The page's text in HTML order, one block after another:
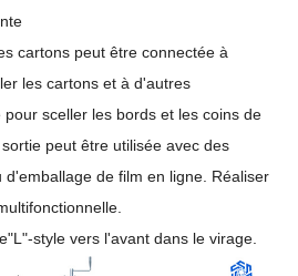
cartons peut être connectée à
les cartons et à d'autres
sceller les bords et les coins de
peut être utilisée avec des
d'emballage de film en ligne. Réaliser
style vers l'avant dans le virage.